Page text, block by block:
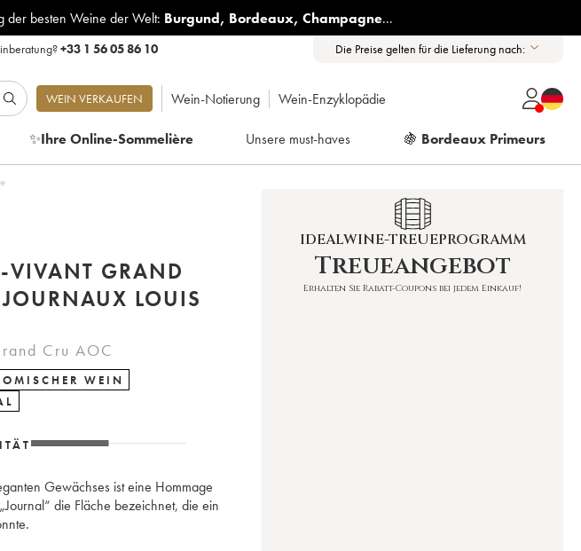
der besten Weine der Welt: Burgund, Bordeaux, Champagne...
+33 1 56 05 86 10 Die Preise gelten für die Lieferung nach:
WEIN VERKAUFEN Wein-Notierung Wein-Enzyklopädie
✨Ihre Online-Sommelière Unsere must-haves 🍇 Bordeaux Primeurs
VIVANT GRAND
LOUIS
Cru AOC
WEIN
Gewächses ist eine Hommage
die Fläche bezeichnet, die ein
IDEALWINE-TREUEPROGRAMM
Treueangebot
Erhalten Sie Rabatt-Coupons bei jedem Einkauf!